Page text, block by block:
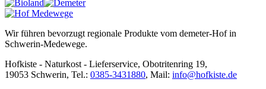
Wir führen bevorzugt regionale Produkte vom demeter-Hof in
Schwerin-Medewege.
Hofkiste - Naturkost - Lieferservice, Obotritenring 19,
19053 Schwerin, Tel.: 0385-3431880, Mail: info@hofkiste.de